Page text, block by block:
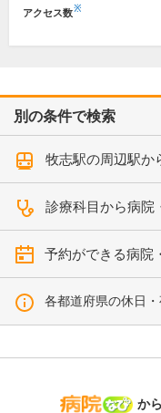
アクセス数※
別の条件で検索
牧志駅の周辺駅か
診療科目から病院
予約ができる病院
各都道府県の休日
病
か